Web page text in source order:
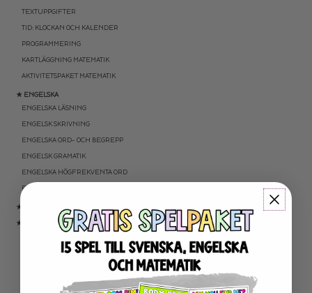
TEXTUPPGIFTER
TID: KLOCKAN OCH KALENDER
PROGRAMMERING
KARTLÄGGNING MATEMATIK
AKTIVITETSPAKET MATEMATIK
★ ENGELSKA
ENGELSKA LÄSNING
ENGELSK SKRIVNING
ENGELSKA ORD- OCH BEGREPP
ENGELSK GRAMATIK
ENGELSKA HÖGFREKVENTA ORD
ENGELSK MUNTLIGA FÄRDIGHET
★ UTOMHUSPEDAGOGIK
★ ANDRA ÄMNEN
SAMHÄLLSKUNSKAP
RELIGIONSKUNSKAP